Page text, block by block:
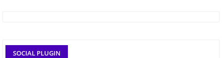
SOCIAL PLUGIN